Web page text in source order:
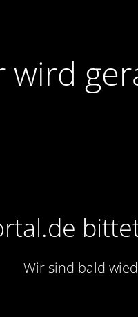
wird
Wir sind bald